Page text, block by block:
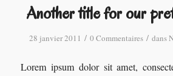
Another title for our
28 janvier 2011 / 0 Commentaires / dans
Lorem ipsum dolor sit amet,